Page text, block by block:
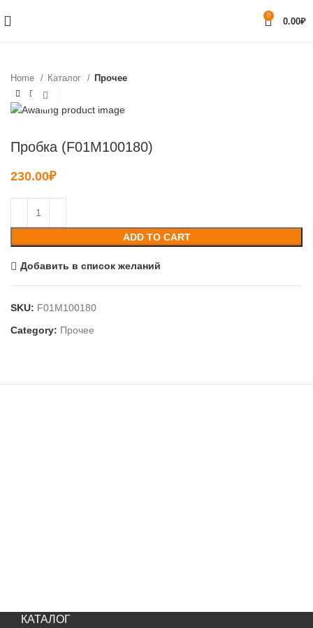
0
0.00₽
Home Каталог
Прочее
Пробка (F01M100180)
230.00₽
ADD TO CART
Добавить в список желаний
SKU: F01M100180
Category: Прочее
КАТАЛОГ